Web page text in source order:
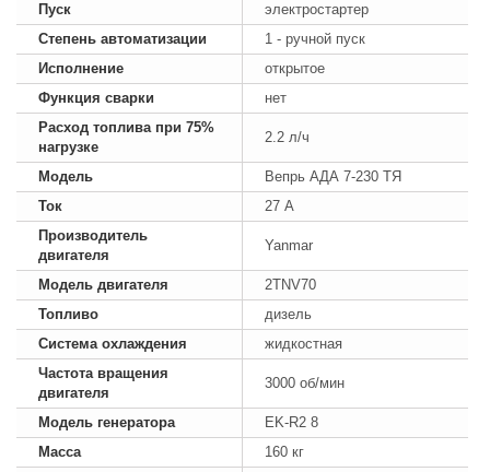
Пуск
электростартер
Степень автоматизации
1 - ручной пуск
Исполнение
открытое
Функция сварки
нет
Расход топлива при 75%
нагрузке
2.2 л/ч
Модель
Вепрь АДА 7-230 ТЯ
Ток
27 А
Производитель
двигателя
Yanmar
Модель двигателя
2TNV70
Топливо
дизель
Система охлаждения
жидкостная
Частота вращения
двигателя
3000 об/мин
Модель генератора
EK-R2 8
Масса
160 кг